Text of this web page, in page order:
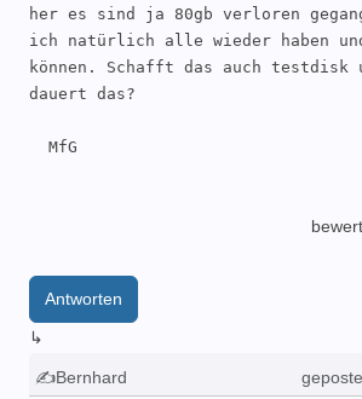
her es sind ja 80gb verloren
ich natürlich alle wieder haben
können. Schafft das auch testdisk
dauert das?
  MfG
Antworten
↳
✍Bernhard